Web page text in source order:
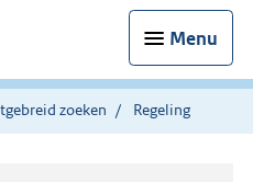
Menu
zoeken Regeling